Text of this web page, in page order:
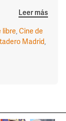
Leer más
libre,Cine de
Madrid,